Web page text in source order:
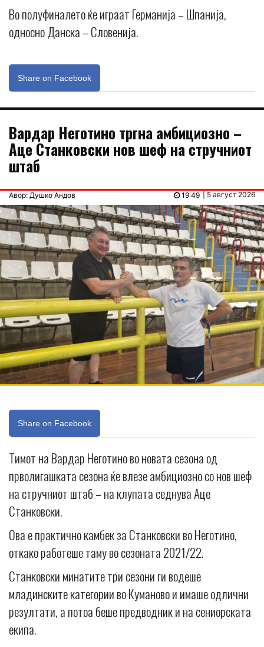
Во полуфиналето ќе играат Германија – Шпанија,
односно Данска – Словенија.
Share on Facebook
Вардар Неготино тргна амбициозно –
Аце Станковски нов шеф на стручниот
штаб
Авор: Душко Андов | 5 август 2026
19:49
Share on Facebook
Тимот на Вардар Неготино во новата сезона од
прволигашката сезона ќе влезе амбициозно со нов шеф
на стручниот штаб – на клупата седнува Аце
Станковски.
Ова е практично камбек за Станковски во Неготино,
откако работеше таму во сезоната 2021/22.
Станковски минатите три сезони ги водеше
младинските категории во Куманово и имаше одлични
резултати, а потоа беше предводник и на сениорската
екипа.